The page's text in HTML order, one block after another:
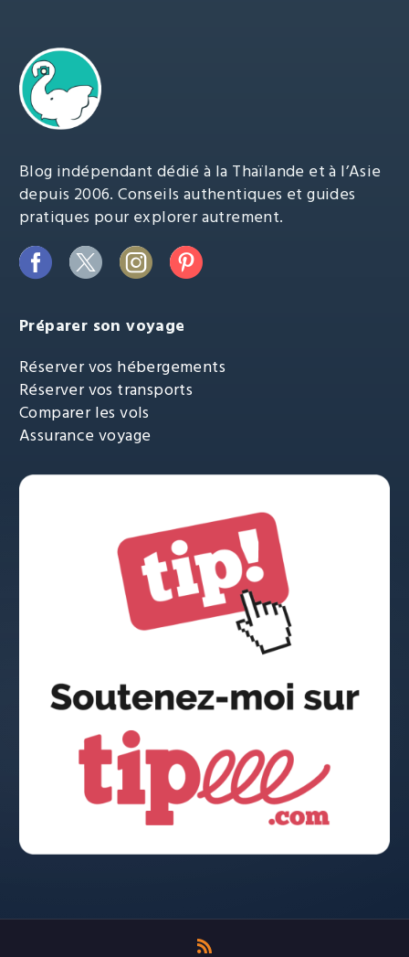
Blog indépendant dédié à la Thaïlande et à l’Asie
depuis 2006. Conseils authentiques et guides
pratiques pour explorer autrement.
Préparer son voyage
Réserver vos hébergements
Réserver vos transports
Comparer les vols
Assurance voyage